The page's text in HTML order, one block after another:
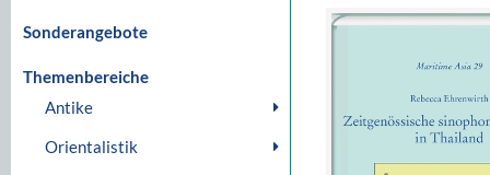
Sonderangebote
Themenbereiche
Antike
Orientalistik